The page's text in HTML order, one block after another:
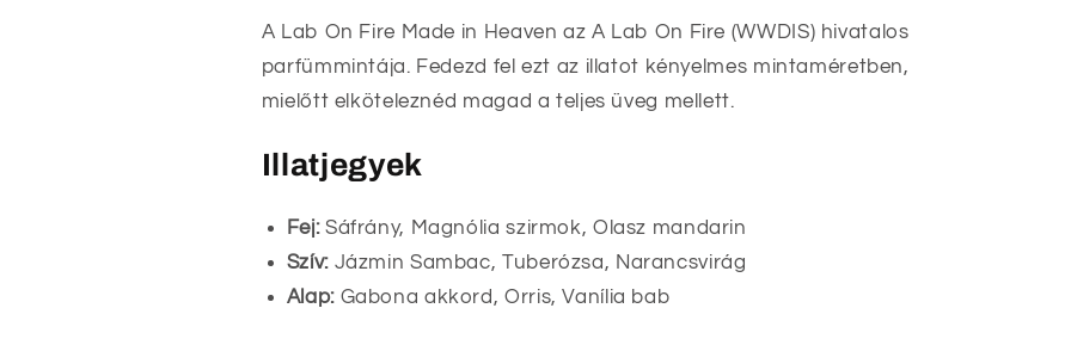
A Lab On Fire Made in Heaven az A Lab On Fire (WWDIS) hivatalos
parfümmintája. Fedezd fel ezt az illatot kényelmes mintaméretben,
mielőtt elköteleznéd magad a teljes üveg mellett.
Illatjegyek
Fej:Sáfrány, Magnólia szirmok, Olasz mandarin
Szív:Jázmin Sambac, Tuberózsa, Narancsvirág
Alap:Gabona akkord, Orris, Vanília bab